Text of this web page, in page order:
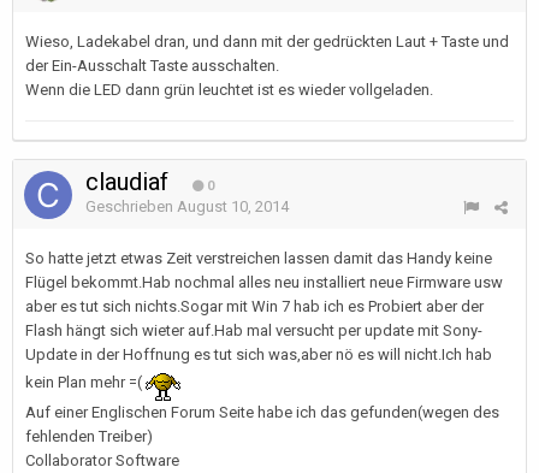
Wieso, Ladekabel dran, und dann mit der gedrückten Laut + Taste und
der Ein-Ausschalt Taste ausschalten.
Wenn die LED dann grün leuchtet ist es wieder vollgeladen.
claudiaf 0
Geschrieben August 10, 2014
So hatte jetzt etwas Zeit verstreichen lassen damit das Handy keine
Flügel bekommt.Hab nochmal alles neu installiert neue Firmware usw
aber es tut sich nichts.Sogar mit Win 7 hab ich es Probiert aber der
Flash hängt sich wieter auf.Hab mal versucht per update mit Sony-
Update in der Hoffnung es tut sich was,aber nö es will nicht.Ich hab
kein Plan mehr =(
Auf einer Englischen Forum Seite habe ich das gefunden(wegen des
fehlenden Treiber)
Collaborator Software